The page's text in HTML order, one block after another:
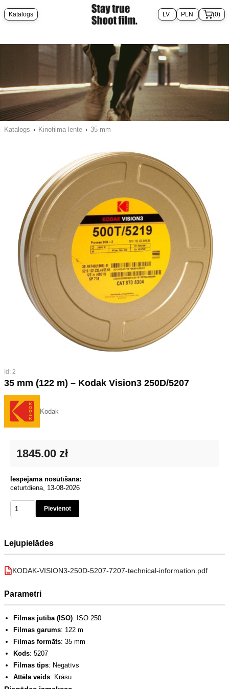
Katalogs (0)
Katalogs › Kinofilma lente › 35 mm
Id: 2
35 mm (122 m) – Kodak Vision3 250D/5207
Kodak
1845.00 zł
Iespējamā nosūtīšana:
ceturtdiena, 13-08-2026
Pievienot
Lejupielādes
PDF KODAK-VISION3-250D-5207-7207-technical-information.pdf
Parametri
Filmas jutība (ISO): ISO 250
Filmas garums: 122 m
Filmas formāts: 35 mm
Kods: 5207
Filmas tips: Negatīvs
Attēla veids: Krāsu